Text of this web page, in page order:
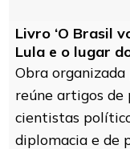
Livro ‘O Brasil
Lula e o lugar
Obra
reúne artigos de
cientistas
diplomacia e de